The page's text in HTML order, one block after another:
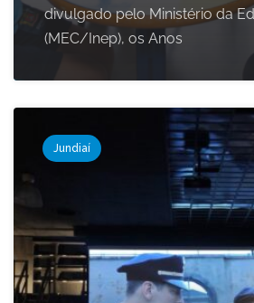
divulgado pelo Ministério da
(MEC/Inep), os Anos
Jundiaí